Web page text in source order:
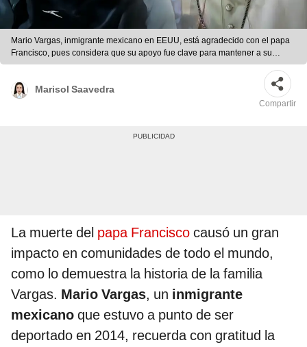
Mario Vargas, inmigrante mexicano en EEUU, está agradecido con el papa
Francisco, pues considera que su apoyo fue clave para mantener a su
familia unida. Foto: Composición LR (Telemundo/ AFP)
Marisol Saavedra
Compartir
La muerte del papa Francisco causó un gran
impacto en comunidades de todo el mundo,
como lo demuestra la historia de la familia
Vargas. Mario Vargas, un inmigrante
mexicano que estuvo a punto de ser
deportado en 2014, recuerda con gratitud la